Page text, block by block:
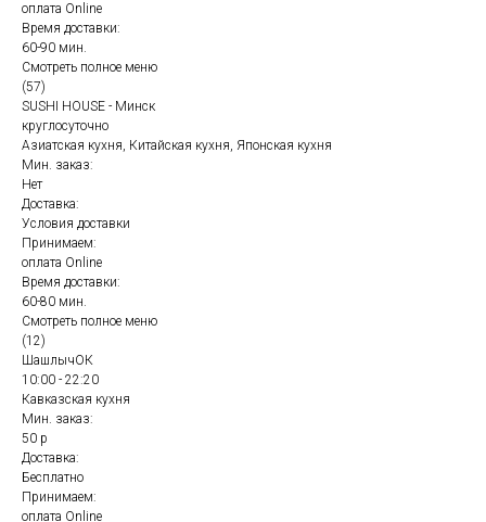
оплата Online
Время доставки:
60-90 мин.
Смотреть полное меню
(57)
SUSHI HOUSE - Минск
круглосуточно
Азиатская кухня, Китайская кухня, Японская кухня
Мин. заказ:
Нет
Доставка:
Условия доставки
Принимаем:
оплата Online
Время доставки:
60-80 мин.
Смотреть полное меню
(12)
ШашлычОК
10:00 - 22:20
Кавказская кухня
Мин. заказ:
50 р
Доставка:
Бесплатно
Принимаем:
оплата Online